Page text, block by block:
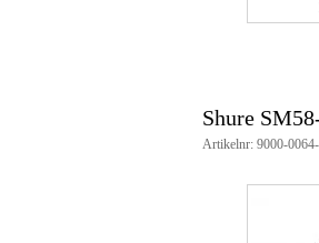
Shure
Artikelnr: 9000-